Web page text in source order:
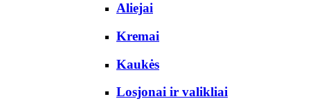
Aliejai
Kremai
Kaukės
Losjonai ir valikliai